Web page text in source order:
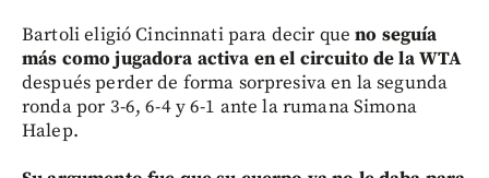
Bartoli eligió Cincinnati para decir queno seguía
más como jugadora activa en el circuito de la WTA
después perder de forma sorpresiva en la segunda
ronda por 3-6, 6-4 y 6-1 ante la rumana Simona
Halep.